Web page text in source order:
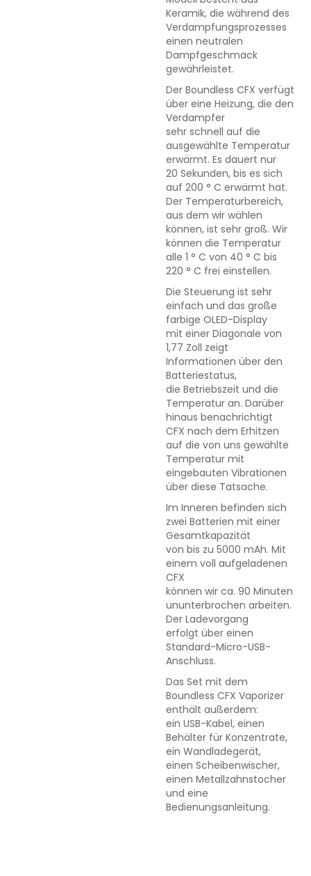
Keramik, die während des
Verdampfungsprozesses
einen neutralen
Dampfgeschmack
gewährleistet.
Der Boundless CFX verfügt
über eine Heizung, die den
Verdampfer
sehr schnell auf die
ausgewählte Temperatur
erwärmt. Es dauert nur
20 Sekunden, bis es sich
auf 200 ° C erwärmt hat.
Der Temperaturbereich,
aus dem wir wählen
können, ist sehr groß. Wir
können die Temperatur
alle 1 ° C von 40 ° C bis
220 ° C frei einstellen.
Die Steuerung ist sehr
einfach und das große
farbige OLED-Display
mit einer Diagonale von
1,77 Zoll zeigt
Informationen über den
Batteriestatus,
die Betriebszeit und die
Temperatur an. Darüber
hinaus benachrichtigt
CFX nach dem Erhitzen
auf die von uns gewählte
Temperatur mit
eingebauten Vibrationen
über diese Tatsache.
Im Inneren befinden sich
zwei Batterien mit einer
Gesamtkapazität
von bis zu 5000 mAh. Mit
einem voll aufgeladenen
CFX
können wir ca. 90 Minuten
ununterbrochen arbeiten.
Der Ladevorgang
erfolgt über einen
Standard-Micro-USB-
Anschluss.
Das Set mit dem
Boundless CFX Vaporizer
enthält außerdem:
ein USB-Kabel, einen
Behälter für Konzentrate,
ein Wandladegerät,
einen Scheibenwischer,
einen Metallzahnstocher
und eine
Bedienungsanleitung.